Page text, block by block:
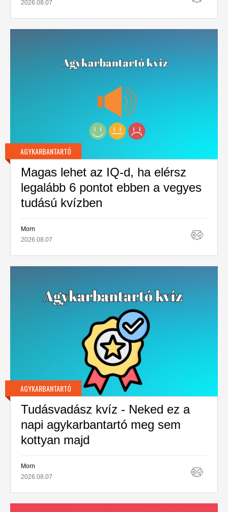
2026.08.07
AGYKARBANTARTÓ
Magas lehet az IQ-d, ha elérsz
legalább 6 pontot ebben a vegyes
tudású kvízben
Morn
2026.08.07
AGYKARBANTARTÓ
Tudásvadász kvíz - Neked ez a
napi agykarbantartó meg sem
kottyan majd
Morn
2026.08.07